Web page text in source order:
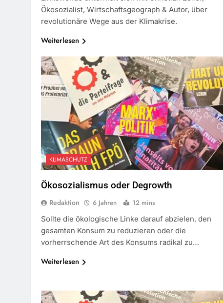
Ökosozialist, Wirtschaftsgeograph & Autor, über
revolutionäre Wege aus der Klimakrise.
Weiterlesen
KLIMASCHUTZ
Ökosozialismus oder Degrowth
Redaktion 6 Jahren
12 mins
Sollte die ökologische Linke darauf abzielen, den
gesamten Konsum zu reduzieren oder die
vorherrschende Art des Konsums radikal zu…
Weiterlesen